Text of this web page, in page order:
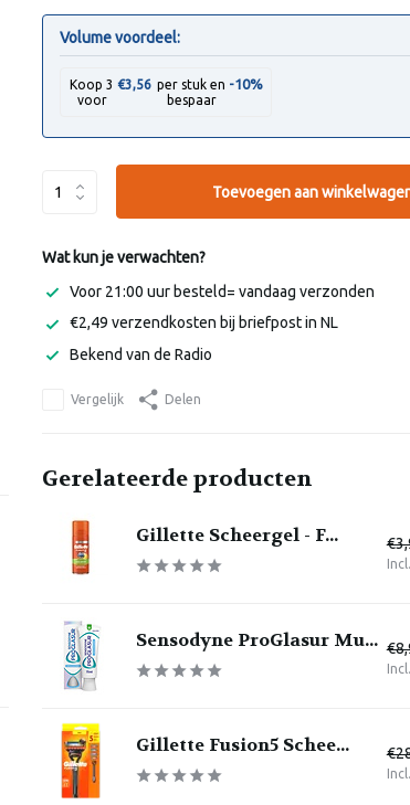
Volume voordeel:
Koop 3
voor
€3,56 per stuk en
bespaar
-10%
Toevoegen aan
Wat kun je verwachten?
Voor 21:00 uur besteld= vandaag verzonden
€2,49 verzendkosten bij briefpost in NL
Bekend van de Radio
Vergelijk Delen
Gerelateerde producten
Gillette Scheergel - F...
Sensodyne ProGlasur Mu...
Gillette Fusion5 Schee...